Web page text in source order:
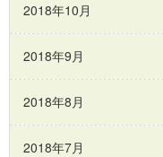
2018年10月
2018年9月
2018年8月
2018年7月